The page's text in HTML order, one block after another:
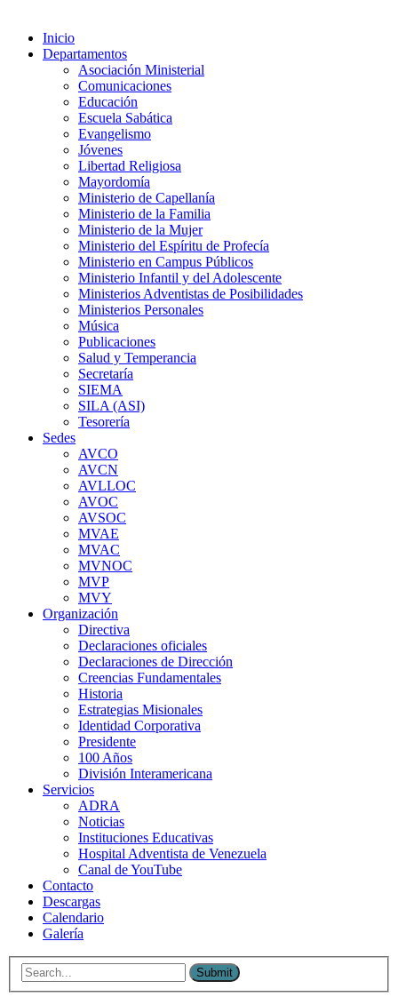
Inicio
Departamentos
Asociación Ministerial
Comunicaciones
Educación
Escuela Sabática
Evangelismo
Jóvenes
Libertad Religiosa
Mayordomía
Ministerio de Capellanía
Ministerio de la Familia
Ministerio de la Mujer
Ministerio del Espíritu de Profecía
Ministerio en Campus Públicos
Ministerio Infantil y del Adolescente
Ministerios Adventistas de Posibilidades
Ministerios Personales
Música
Publicaciones
Salud y Temperancia
Secretaría
SIEMA
SILA (ASI)
Tesorería
Sedes
AVCO
AVCN
AVLLOC
AVOC
AVSOC
MVAE
MVAC
MVNOC
MVP
MVY
Organización
Directiva
Declaraciones oficiales
Declaraciones de Dirección
Creencias Fundamentales
Historia
Estrategias Misionales
Identidad Corporativa
Presidente
100 Años
División Interamericana
Servicios
ADRA
Noticias
Instituciones Educativas
Hospital Adventista de Venezuela
Canal de YouTube
Contacto
Descargas
Calendario
Galería
Submit